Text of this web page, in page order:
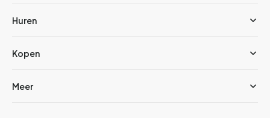
Huren
Kopen
Meer